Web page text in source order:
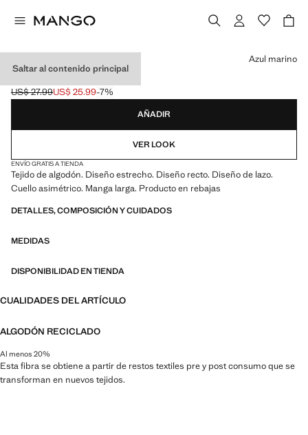
Saltar al contenido principal
CAMISETA LAZO
Precio inicial tachado [US$ 27.99 ]
US$ 27.99
Precio actual [US$ 25.99 ]
US$ 25.99-7%
Selecciona un color
Azul marino
AÑADIR
VER LOOK
ENVÍO GRATIS A TIENDA
Tejido de algodón. Diseño estrecho. Diseño recto. Diseño de lazo.
Cuello asimétrico. Manga larga. Producto en rebajas
DETALLES, COMPOSICIÓN Y CUIDADOS
MEDIDAS
DISPONIBILIDAD EN TIENDA
CUALIDADES DEL ARTÍCULO
ALGODÓN RECICLADO
Al menos 20%
Esta fibra se obtiene a partir de restos textiles pre y post consumo que se
transforman en nuevos tejidos.